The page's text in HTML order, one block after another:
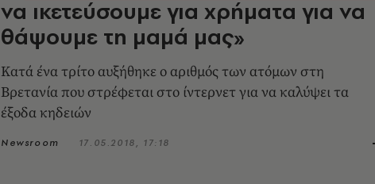
να ικετεύσουμε για χρήματα για να
θάψουμε τη μαμά μας»
Κατά ένα τρίτο αυξήθηκε ο αριθμός των ατόμων στη
Βρετανία που στρέφεται στο ίντερνετ για να καλύψει τα
έξοδα κηδειών
Newsroom 17.05.2018, 17:18